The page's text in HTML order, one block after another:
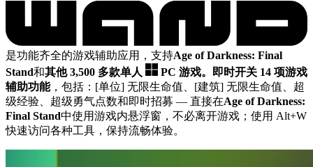
是功能齐全的游戏辅助应用，支持Age of Darkness: Final
Stand和其他 3,500 多款单人 PC 游戏。
即时开关 14 项游戏
辅助功能，包括：[单位] 无限生命值、[建筑] 无限生命值、超
级经验、超级勇气点数和即时招募 — 直接在Age of Darkness:
Final Stand中使用游戏内悬浮窗，不必离开游戏；使用 Alt+W
快速访问各种工具，保持流畅体验。